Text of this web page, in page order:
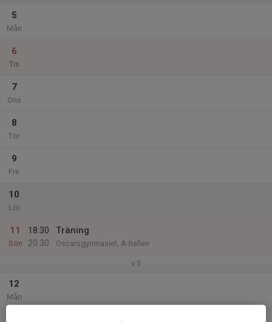
5
Mån
6
Tis
7
Ons
8
Tor
9
Fre
10
Lör
11
Sön
18:30
20:30
Träning
Oscarsgymnasiet, A-hallen
v.3
12
Mån